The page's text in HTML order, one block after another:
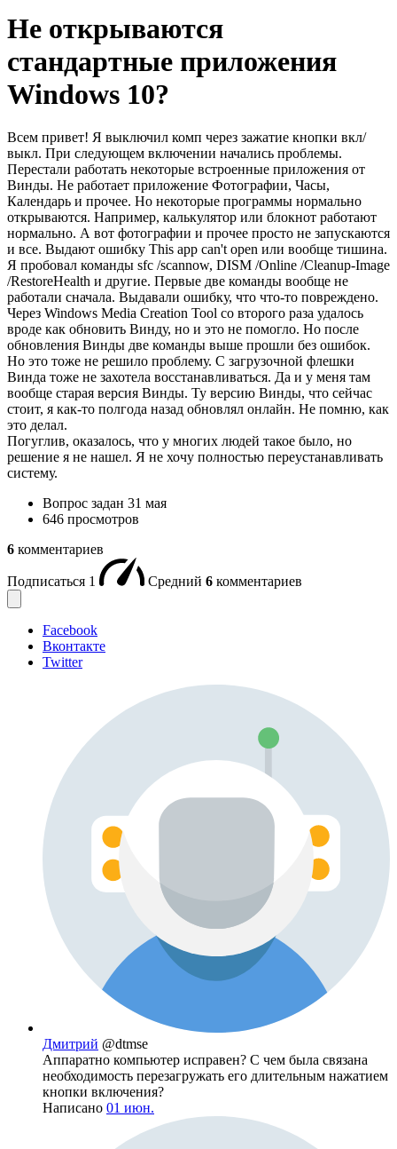
Не открываются
стандартные приложения
Windows 10?
Всем привет! Я выключил комп через зажатие кнопки вкл/
выкл. При следующем включении начались проблемы.
Перестали работать некоторые встроенные приложения от
Винды. Не работает приложение Фотографии, Часы,
Календарь и прочее. Но некоторые программы нормально
открываются. Например, калькулятор или блокнот работают
нормально. А вот фотографии и прочее просто не запускаются
и все. Выдают ошибку This app can't open или вообще тишина.
Я пробовал команды sfc /scannow, DISM /Online /Cleanup-Image
/RestoreHealth и другие. Первые две команды вообще не
работали сначала. Выдавали ошибку, что что-то повреждено.
Через Windows Media Creation Tool со второго раза удалось
вроде как обновить Винду, но и это не помогло. Но после
обновления Винды две команды выше прошли без ошибок.
Но это тоже не решило проблему. С загрузочной флешки
Винда тоже не захотела восстанавливаться. Да и у меня там
вообще старая версия Винды. Ту версию Винды, что сейчас
стоит, я как-то полгода назад обновлял онлайн. Не помню, как
это делал.
Погуглив, оказалось, что у многих людей такое было, но
решение я не нашел. Я не хочу полностью переустанавливать
систему.
Вопрос задан 31 мая
646 просмотров
6 комментариев
Подписаться 1 Средний 6 комментариев
Facebook
Вконтакте
Twitter
Дмитрий @dtmse
Аппаратно компьютер исправен? С чем была связана
необходимость перезагружать его длительным нажатием
кнопки включения?
Написано 01 июн.